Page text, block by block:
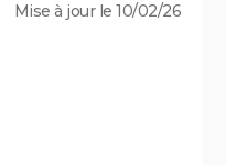
Mise à jour le 10/02/26